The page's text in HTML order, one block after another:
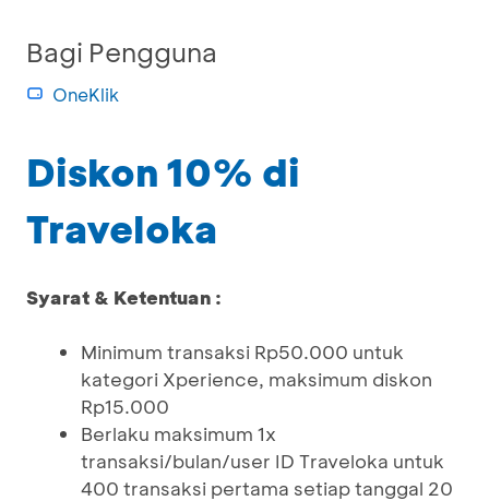
Bagi Pengguna
OneKlik
Diskon 10% di
Traveloka
Syarat & Ketentuan :
Minimum transaksi Rp50.000 untuk
kategori Xperience, maksimum diskon
Rp15.000
Berlaku maksimum 1x
transaksi/bulan/user ID Traveloka untuk
400 transaksi pertama setiap tanggal 20